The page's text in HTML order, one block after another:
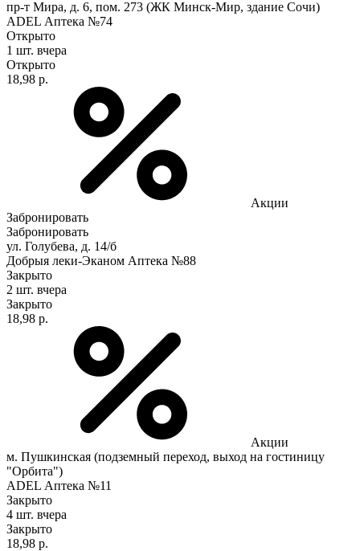
пр-т Мира, д. 6, пом. 273 (ЖК Минск-Мир, здание Сочи)
ADEL Аптека №74
Открыто
1 шт. вчера
Открыто
18,98 р.
Акции
Забронировать
Забронировать
ул. Голубева, д. 14/б
Добрыя леки-Эканом Аптека №88
Закрыто
2 шт. вчера
Закрыто
18,98 р.
Акции
м. Пушкинская (подземный переход, выход на гостиницу
"Орбита")
ADEL Аптека №11
Закрыто
4 шт. вчера
Закрыто
18,98 р.